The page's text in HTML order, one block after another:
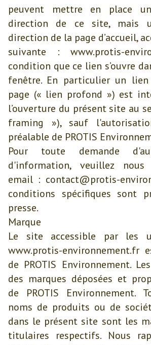
peuvent mettre en place
direction de ce site, mais
direction de la page d’accueil,
suivante : www.protis-
condition que ce lien s’ouvre
fenêtre. En particulier un
page (« lien profond ») est
l’ouverture du présent site au
framing »), sauf
préalable de PROTIS
Pour toute demande
d'information, veuillez
email : contact@protis-
conditions spécifiques sont
presse.
Marque
Le site accessible par les
www.protis-environnement.fr
de PROTIS Environnement.
des marques déposées et
de PROTIS Environnement.
noms de produits ou de
dans le présent site sont les
titulaires respectifs. Nous